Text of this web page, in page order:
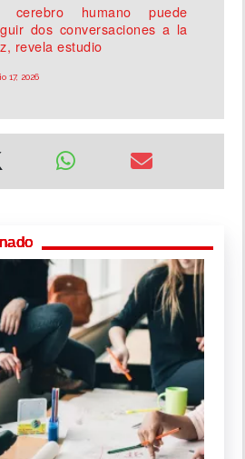
cerebro humano puede
dos conversaciones a la
revela estudio
17, 2026